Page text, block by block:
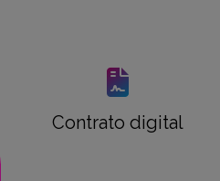
Contrato digital